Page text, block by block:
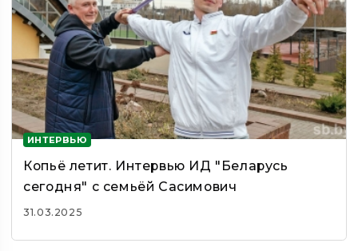
ИНТЕРВЬЮ
Копьё летит. Интервью ИД "Беларусь
сегодня" с семьёй Сасимович
31.03.2025